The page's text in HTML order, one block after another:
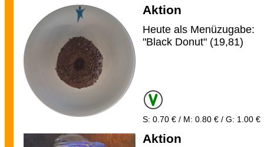
Aktion
Heute als Menüzugabe:
"Black Donut" (19,81)
S: 0.70 € / M: 0.80 € / G: 1.00 €
Aktion